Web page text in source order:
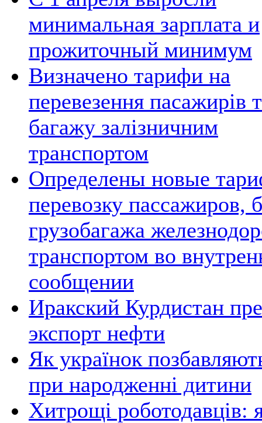
минимальная зарплата и
прожиточный минимум
Визначено тарифи на
перевезення пасажирів
багажу залізничним
транспортом
Определены новые
перевозку пассажиров,
грузобагажа
транспортом во
сообщении
Иракский Курдистан
экспорт нефти
Як українок
при народженні дитини
Хитрощі роботодавців: